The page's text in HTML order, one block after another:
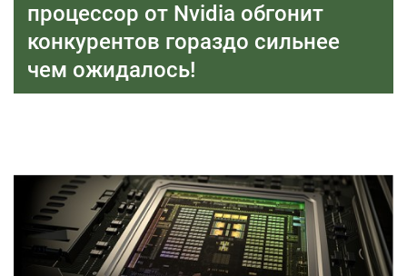
процессор от Nvidia обгонит
конкурентов гораздо сильнее
чем ожидалось!